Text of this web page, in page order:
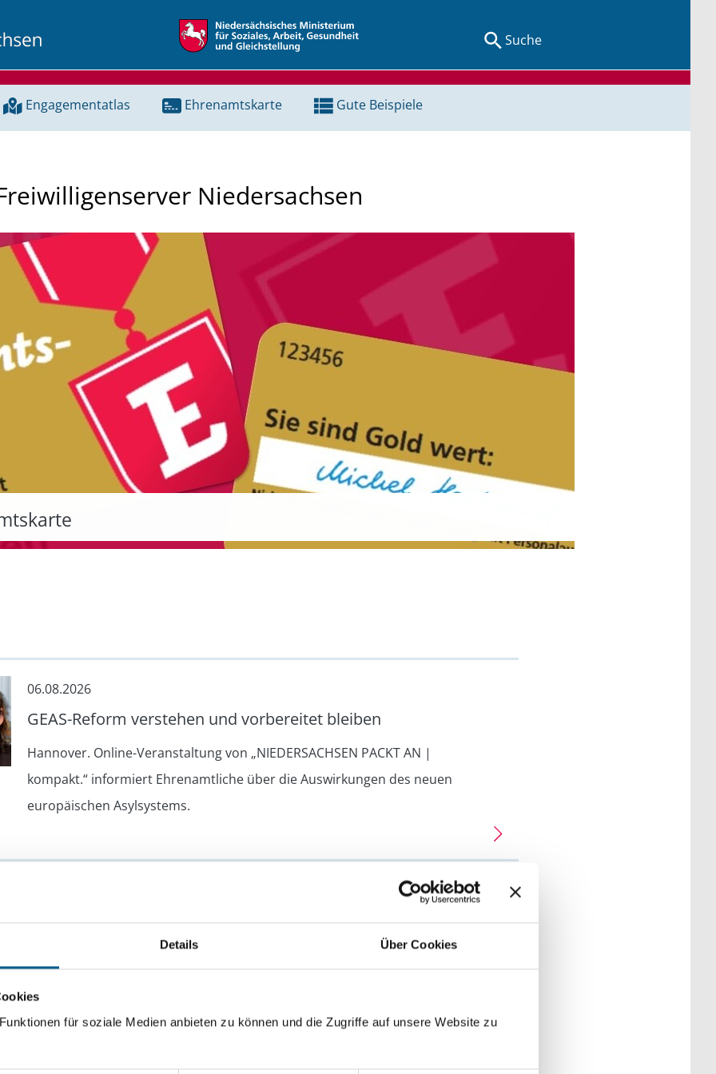
Details Über Cookies
für soziale Medien anbieten zu können und die Zugriffe auf unsere Website zu
Suche
Engagementatlas Ehrenamtskarte Gute Beispiele
Niedersachsen
und mit Geflüchteten
06.08.2026
GEAS-Reform verstehen und vorbereitet bleiben
Hannover. Online-Veranstaltung von „NIEDERSACHSEN PACKT AN |
kompakt.“ informiert Ehrenamtliche über die Auswirkungen des neuen
europäischen Asylsystems.
Niedersachsen/Bremen